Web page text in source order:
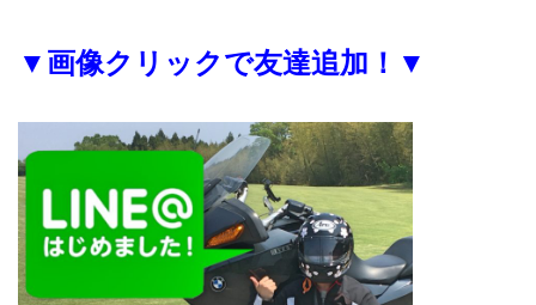
▼画像クリックで友達追加！▼